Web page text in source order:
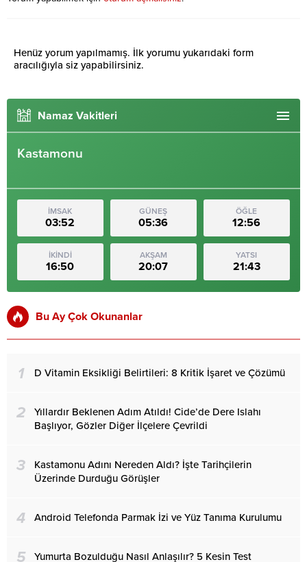
Henüz yorum yapılmamış. İlk yorumu yukarıdaki form
aracılığıyla siz yapabilirsiniz.
Namaz Vakitleri
Kastamonu
İMSAK
03:52
GÜNEŞ
05:36
ÖĞLE
12:56
İKİNDİ
16:50
AKŞAM
20:07
YATSI
21:43
Bu Ay Çok Okunanlar
1 D Vitamin Eksikliği Belirtileri: 8 Kritik İşaret ve Çözümü
2
Yıllardır Beklenen Adım Atıldı! Cide’de Dere Islahı
Başlıyor, Gözler Diğer İlçelere Çevrildi
3
Kastamonu Adını Nereden Aldı? İşte Tarihçilerin
Üzerinde Durduğu Görüşler
4 Android Telefonda Parmak İzi ve Yüz Tanıma Kurulumu
5 Yumurta Bozulduğu Nasıl Anlaşılır? 5 Kesin Test